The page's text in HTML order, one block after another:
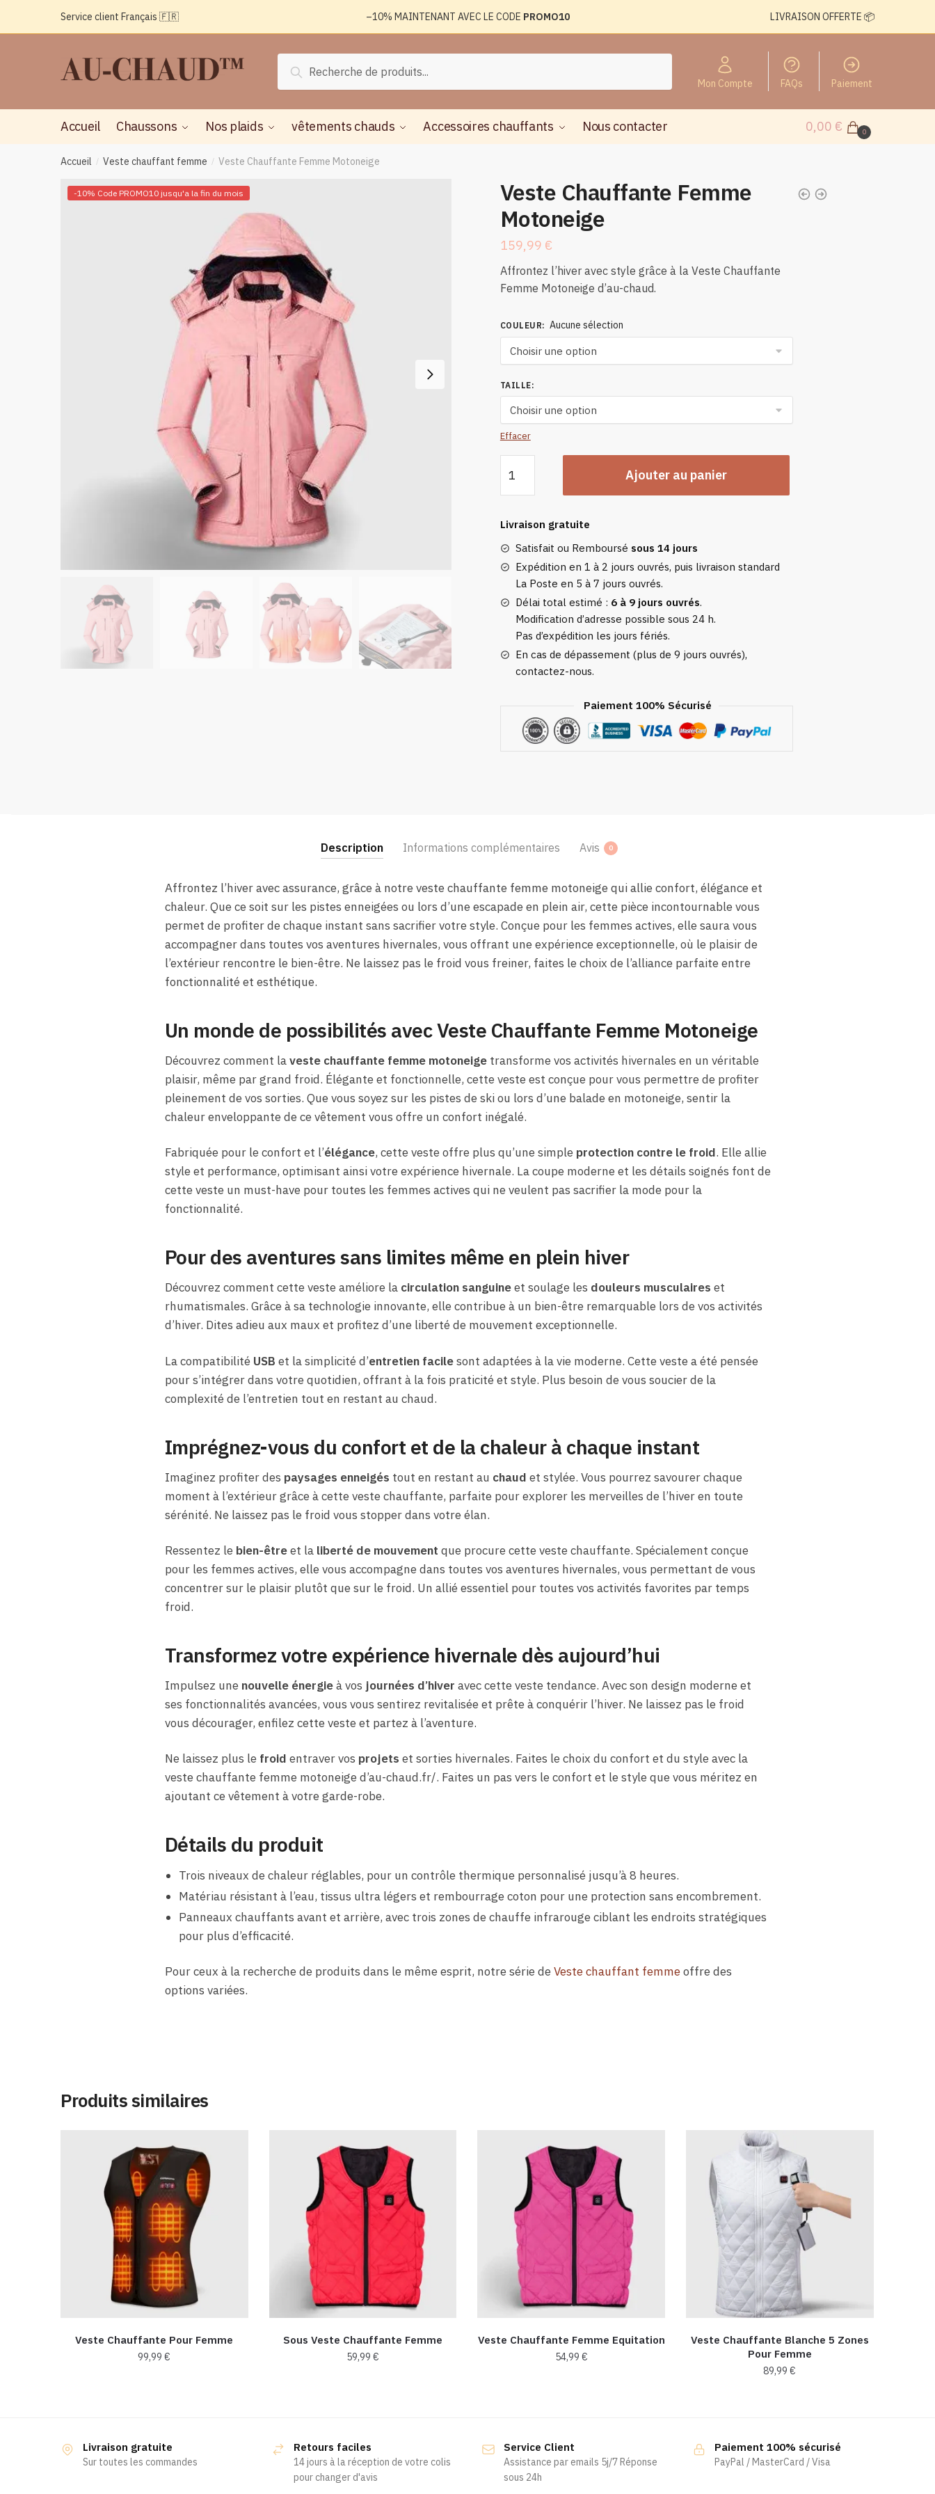
Service client Français 🇫🇷 –10% MAINTENANT AVEC LE CODE PROMO10 LIVRAISON OFFERTE 📦
pour :
Recherche
Mon Compte FAQs Paiement
Accueil Chaussons Nos plaids vêtements chauds Accessoires chauffants Nous contacter 0,00 € 0
Accueil / Veste chauffant femme / Veste Chauffante Femme Motoneige
-10% Code PROMO10 jusqu'a la fin du mois
Veste Chauffante Femme
Motoneige
159,99 €
Affrontez l’hiver avec style grâce à la Veste Chauffante
Femme Motoneige d’au-chaud.
COULEUR: Aucune sélection
TAILLE:
Effacer
de
Veste
Femme
Motoneige
Ajouter au panier
Livraison gratuite
Satisfait ou Remboursé sous 14 jours
Expédition en 1 à 2 jours ouvrés, puis livraison standard
La Poste en 5 à 7 jours ouvrés.
Délai total estimé : 6 à 9 jours ouvrés.
Modification d’adresse possible sous 24 h.
Pas d’expédition les jours fériés.
En cas de dépassement (plus de 9 jours ouvrés),
contactez-nous.
Paiement 100% Sécurisé
Description Informations complémentaires Avis 0
Affrontez l’hiver avec assurance, grâce à notre veste chauffante femme motoneige qui allie confort, élégance et
chaleur. Que ce soit sur les pistes enneigées ou lors d’une escapade en plein air, cette pièce incontournable vous
permet de profiter de chaque instant sans sacrifier votre style. Conçue pour les femmes actives, elle saura vous
accompagner dans toutes vos aventures hivernales, vous offrant une expérience exceptionnelle, où le plaisir de
l’extérieur rencontre le bien-être. Ne laissez pas le froid vous freiner, faites le choix de l’alliance parfaite entre
fonctionnalité et esthétique.
Un monde de possibilités avec Veste Chauffante Femme Motoneige
Découvrez comment laveste chauffante femme motoneigetransforme vos activités hivernales en un véritable
plaisir, même par grand froid. Élégante et fonctionnelle, cette veste est conçue pour vous permettre de profiter
pleinement de vos sorties. Que vous soyez sur les pistes de ski ou lors d’une balade en motoneige, sentir la
chaleur enveloppante de ce vêtement vous offre un confort inégalé.
Fabriquée pour le confort et l’élégance, cette veste offre plus qu’une simple protection contre le froid. Elle allie
style et performance, optimisant ainsi votre expérience hivernale. La coupe moderne et les détails soignés font de
cette veste un must-have pour toutes les femmes actives qui ne veulent pas sacrifier la mode pour la
fonctionnalité.
Pour des aventures sans limites même en plein hiver
Découvrez comment cette veste améliore la circulation sanguineet soulage les douleurs musculaires et
rhumatismales. Grâce à sa technologie innovante, elle contribue à un bien-être remarquable lors de vos activités
d’hiver. Dites adieu aux maux et profitez d’une liberté de mouvement exceptionnelle.
La compatibilité USB et la simplicité d’entretien facilesont adaptées à la vie moderne. Cette veste a été pensée
pour s’intégrer dans votre quotidien, offrant à la fois praticité et style. Plus besoin de vous soucier de la
complexité de l’entretien tout en restant au chaud.
Imprégnez-vous du confort et de la chaleur à chaque instant
Imaginez profiter des paysages enneigés tout en restant au chaud et stylée. Vous pourrez savourer chaque
moment à l’extérieur grâce à cette veste chauffante, parfaite pour explorer les merveilles de l’hiver en toute
sérénité. Ne laissez pas le froid vous stopper dans votre élan.
Ressentez le bien-êtreet la liberté de mouvement que procure cette veste chauffante. Spécialement conçue
pour les femmes actives, elle vous accompagne dans toutes vos aventures hivernales, vous permettant de vous
concentrer sur le plaisir plutôt que sur le froid. Un allié essentiel pour toutes vos activités favorites par temps
froid.
Transformez votre expérience hivernale dès aujourd’hui
Impulsez une nouvelle énergieà vos journées d’hiver avec cette veste tendance. Avec son design moderne et
ses fonctionnalités avancées, vous vous sentirez revitalisée et prête à conquérir l’hiver. Ne laissez pas le froid
vous décourager, enfilez cette veste et partez à l’aventure.
Ne laissez plus le froid entraver vos projets et sorties hivernales. Faites le choix du confort et du style avec la
veste chauffante femme motoneige d’au-chaud.fr/. Faites un pas vers le confort et le style que vous méritez en
ajoutant ce vêtement à votre garde-robe.
Détails du produit
Trois niveaux de chaleur réglables, pour un contrôle thermique personnalisé jusqu’à 8 heures.
Matériau résistant à l’eau, tissus ultra légers et rembourrage coton pour une protection sans encombrement.
Panneaux chauffants avant et arrière, avec trois zones de chauffe infrarouge ciblant les endroits stratégiques
pour plus d’efficacité.
Pour ceux à la recherche de produits dans le même esprit, notre série deVeste chauffant femmeoffre des
options variées.
Produits similaires
Veste Chauffante Pour Femme
99,99€
variations.
Sous Veste Chauffante Femme
59,99 €
variations.
Les
Veste Chauffante Femme Equitation
54,99 €
variations.
Veste Chauffante Blanche 5 Zones
Pour Femme
89,99€
plusieurs
variations.
Livraison gratuite
Sur toutes les commandes
Retours faciles
14 jours à la réception de votre colis
pour changer d'avis
Service Client
Assistance par emails 5j/7 Réponse
sous 24h
Paiement 100% sécurisé
PayPal / MasterCard / Visa